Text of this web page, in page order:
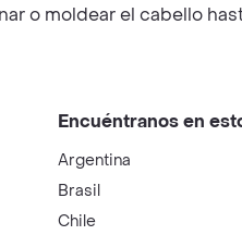
o moldear el cabello
Encuéntranos en
Argentina
Brasil
Chile